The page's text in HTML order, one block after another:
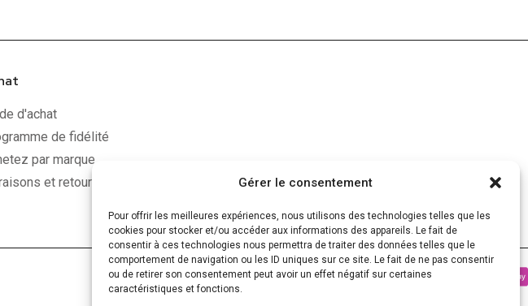
Gérer le consentement
Pour offrir les meilleures expériences, nous utilisons des technologies telles que les
cookies pour stocker et/ou accéder aux informations des appareils. Le fait de
consentir à ces technologies nous permettra de traiter des données telles que le
comportement de navigation ou les ID uniques sur ce site. Le fait de ne pas consentir
ou de retirer son consentement peut avoir un effet négatif sur certaines
caractéristiques et fonctions.
d'achat
de fidélité
par marque
et retours